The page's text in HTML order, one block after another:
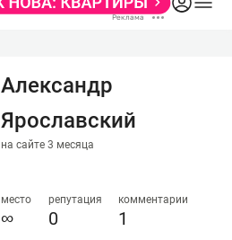
Александр
Ярославский
на сайте 3 месяца
место
∞
репутация
0
комментарии
1